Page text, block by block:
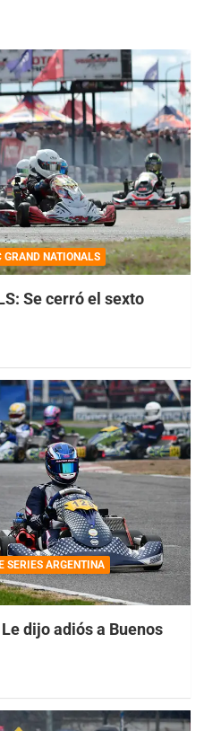
GRAND NATIONALS
Se cerró el sexto
SERIES ARGENTINA
dijo adiós a Buenos